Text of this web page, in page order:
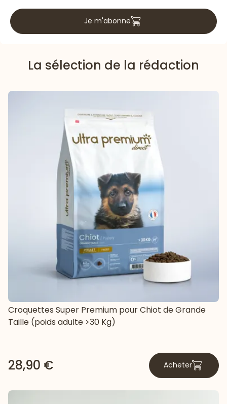
Je m'abonne
La sélection de la rédaction
Croquettes Super Premium pour Chiot de Grande
Taille (poids adulte >30 Kg)
28,90 € Acheter